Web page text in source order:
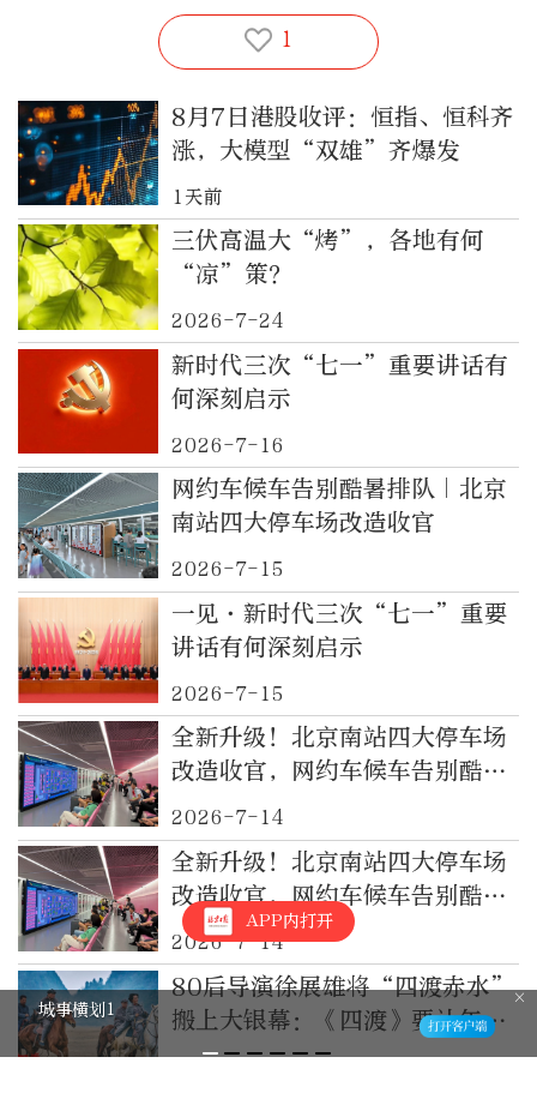
1
8月7日港股收评：恒指、恒科齐
涨，大模型“双雄”齐爆发
1天前
三伏高温大“烤”，各地有何
“凉”策？
2026-7-24
新时代三次“七一”重要讲话有
何深刻启示
2026-7-16
网约车候车告别酷暑排队｜北京
南站四大停车场改造收官
2026-7-15
一见·新时代三次“七一”重要
讲话有何深刻启示
2026-7-15
全新升级！北京南站四大停车场
改造收官，网约车候车告别酷暑
排队
2026-7-14
全新升级！北京南站四大停车场
改造收官，网约车候车告别酷暑
排队
2026-7-14
80后导演徐展雄将“四渡赤水”
搬上大银幕：《四渡》要让年轻
人有共鸣
APP内打开
城事横划1